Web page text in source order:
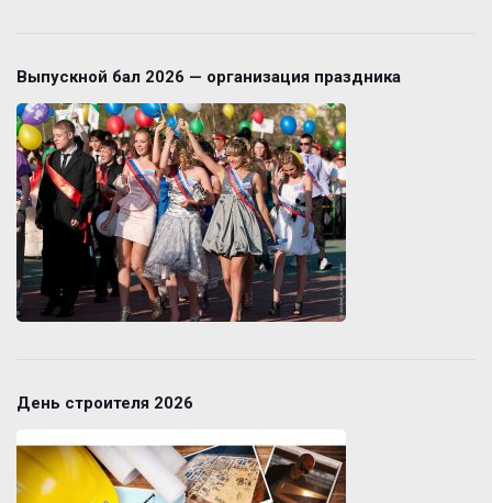
Выпускной бал 2026 — организация праздника
День строителя 2026